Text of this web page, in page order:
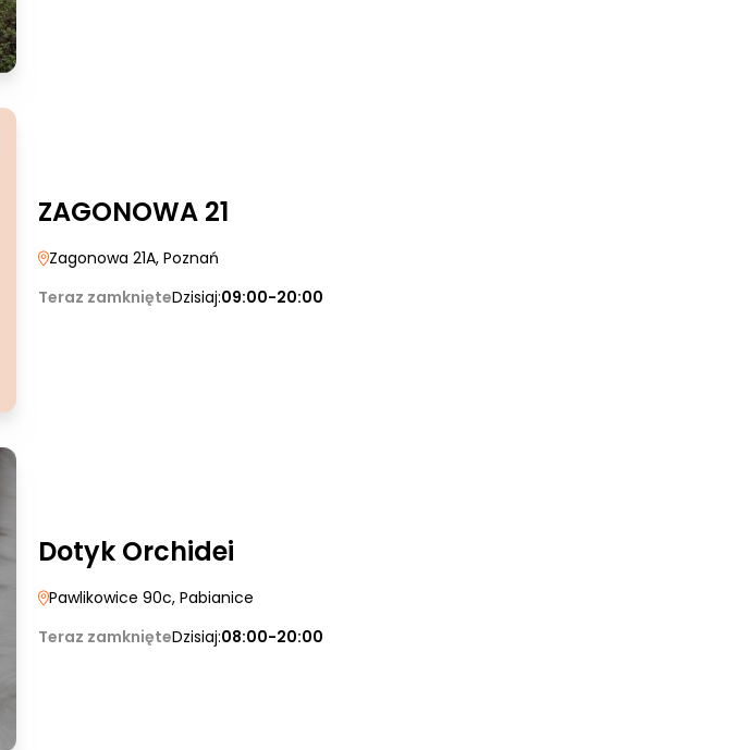
ZAGONOWA 21
Zagonowa 21A, Poznań
Teraz zamknięteDzisiaj:09:00-20:00
Dotyk Orchidei
Pawlikowice 90c, Pabianice
Teraz zamknięteDzisiaj:08:00-20:00